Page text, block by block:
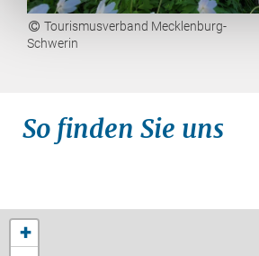
Tourismusverband Mecklenburg-
Schwerin
So finden Sie uns
+